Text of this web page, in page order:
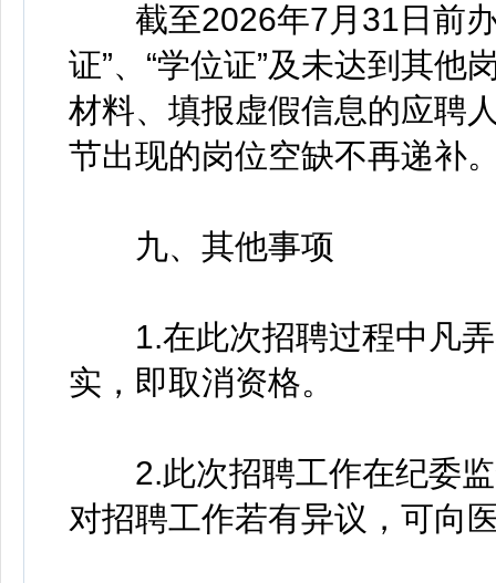
截至2026年7月31日前办
证”、“学位证”及未达到其
材料、填报虚假信息的应聘
节出现的岗位空缺不再递补
九、其他事项
1.在此次招聘过程中凡弄
实，即取消资格。
2.此次招聘工作在纪委监
对招聘工作若有异议，可向